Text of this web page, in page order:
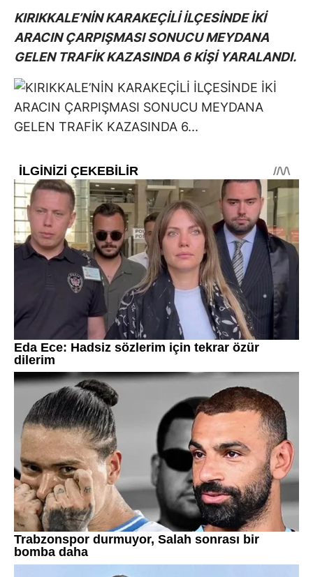
KIRIKKALE’NİN KARAKEÇİLİ İLÇESİNDE İKİ
ARACIN ÇARPIŞMASI SONUCU MEYDANA
GELEN TRAFİK KAZASINDA 6 KİŞİ YARALANDI.